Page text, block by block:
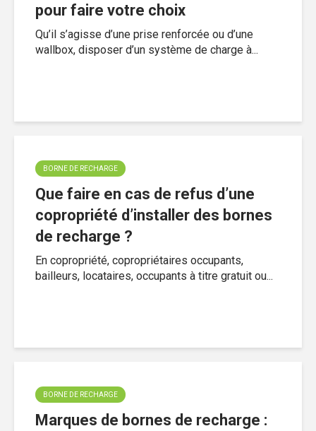
pour faire votre choix
Qu’il s’agisse d’une prise renforcée ou d’une
wallbox, disposer d’un système de charge à...
BORNE DE RECHARGE
Que faire en cas de refus d’une
copropriété d’installer des bornes
de recharge ?
En copropriété, copropriétaires occupants,
bailleurs, locataires, occupants à titre gratuit ou...
BORNE DE RECHARGE
Marques de bornes de recharge :